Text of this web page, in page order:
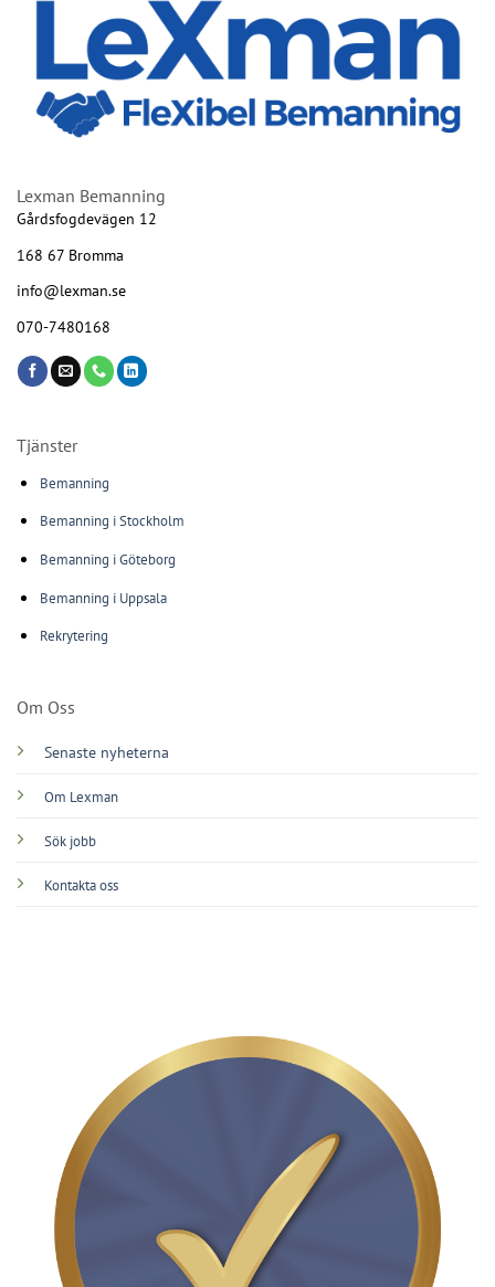
Lexman Bemanning
Gårdsfogdevägen 12
168 67 Bromma
info@lexman.se
070-7480168
Tjänster
Bemanning
Bemanning i Stockholm
Bemanning i Göteborg
Bemanning i Uppsala
Rekrytering
Om Oss
Senaste nyheterna
Om Lexman
Sök jobb
Kontakta oss